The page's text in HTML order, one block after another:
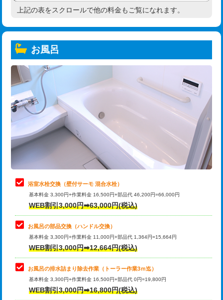
高度高圧洗浄換 現地調査
トーラー機使用/3mまで
追加トーラー機使用/3m超え
カメラ調査 33,000円
桝清掃 8,800円
止水・漏水調査・防水処理・清掃・修
理・調整・分解・加工など（軽作業）
止水・漏水調査・防水処理・清掃・修
理・調整・分解・加工など（中作業）
22,000円
止水・漏水調査・防水処理・清掃・修
理・調整・分解・加工など（重作業）
33,000円
トイレタンク脱着
トイレ便器脱着
タンクレストイレ脱着 33,000円
小便器トイレ脱着
上記の表をスクロールで他の料金もご覧になれます。
お風呂
浴室水栓交換（壁付サーモ 混合水栓）
基本料金 3,300円+作業料金 16,500円+部品代 46,200円=66,000円
WEB割引3,000円➡63,000円(税込)
お風呂の部品交換（ハンドル交換）
基本料金 3,300円+作業料金 11,000円+部品代 1,364円=15,664円
WEB割引3,000円➡12,664円(税込)
お風呂の排水詰まり除去作業（トーラー作業3ｍ迄）
基本料金 3,300円+作業料金 16,500円+部品代 0円=19,800円
WEB割引3,000円➡16,800円(税込)